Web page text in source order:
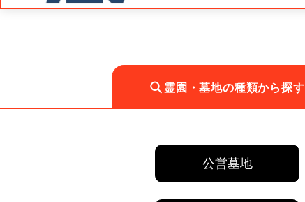
霊園・墓地の種類から探す
公営墓地